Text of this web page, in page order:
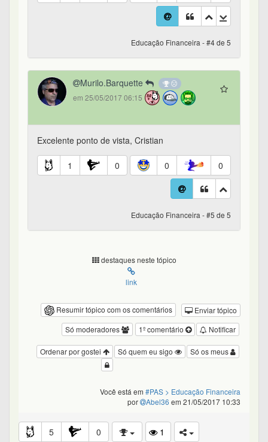
Educação Financeira - #4 de 5
Murilo.Barquette
em 25/05/2017 06:15
Excelente ponto de vista, Cristian
1 0 0 0
Educação Financeira - #5 de 5
destaques neste tópico
link
Resumir tópico com os comentários
Enviar tópico
Notificar
1º comentário
Só moderadores
Só os meus
Só quem eu sigo
Ordenar por gostei
Você está em #PAS > Educação Financeira
por
Abel36 em 21/05/2017 10:33
5 0
1